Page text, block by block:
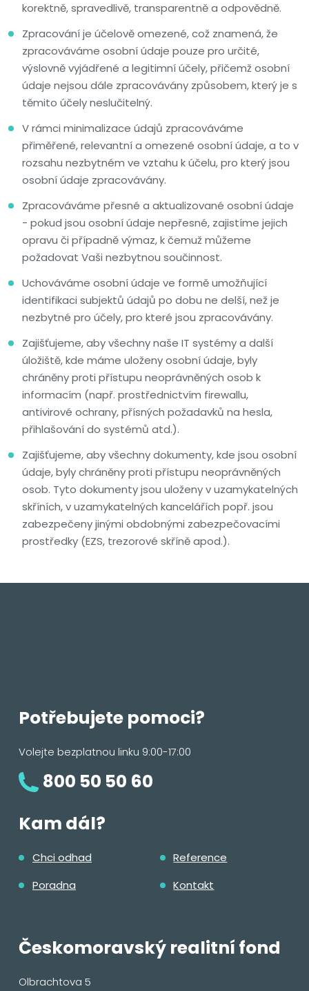
korektně, spravedlivě, transparentně a odpovědně.
Zpracování je účelově omezené, což znamená, že
zpracováváme osobní údaje pouze pro určité,
výslovně vyjádřené a legitimní účely, přičemž osobní
údaje nejsou dále zpracovávány způsobem, který je s
těmito účely neslučitelný.
V rámci minimalizace údajů zpracováváme
přiměřené, relevantní a omezené osobní údaje, a to v
rozsahu nezbytném ve vztahu k účelu, pro který jsou
osobní údaje zpracovávány.
Zpracováváme přesné a aktualizované osobní údaje
- pokud jsou osobní údaje nepřesné, zajistíme jejich
opravu či případně výmaz, k čemuž můžeme
požadovat Vaši nezbytnou součinnost.
Uchováváme osobní údaje ve formě umožňující
identifikaci subjektů údajů po dobu ne delší, než je
nezbytné pro účely, pro které jsou zpracovávány.
Zajišťujeme, aby všechny naše IT systémy a další
úložiště, kde máme uloženy osobní údaje, byly
chráněny proti přístupu neoprávněných osob k
informacím (např. prostřednictvím firewallu,
antivirové ochrany, přísných požadavků na hesla,
přihlašování do systémů atd.).
Zajišťujeme, aby všechny dokumenty, kde jsou osobní
údaje, byly chráněny proti přístupu neoprávněných
osob. Tyto dokumenty jsou uloženy v uzamykatelných
skříních, v uzamykatelných kancelářích popř. jsou
zabezpečeny jinými obdobnými zabezpečovacími
prostředky (EZS, trezorové skříně apod.).
Potřebujete pomoci?
Volejte bezplatnou linku 9:00-17:00
800 50 50 60
Kam dál?
Chci odhad
Poradna
Reference
Kontakt
Českomoravský realitní fond
Olbrachtova 5